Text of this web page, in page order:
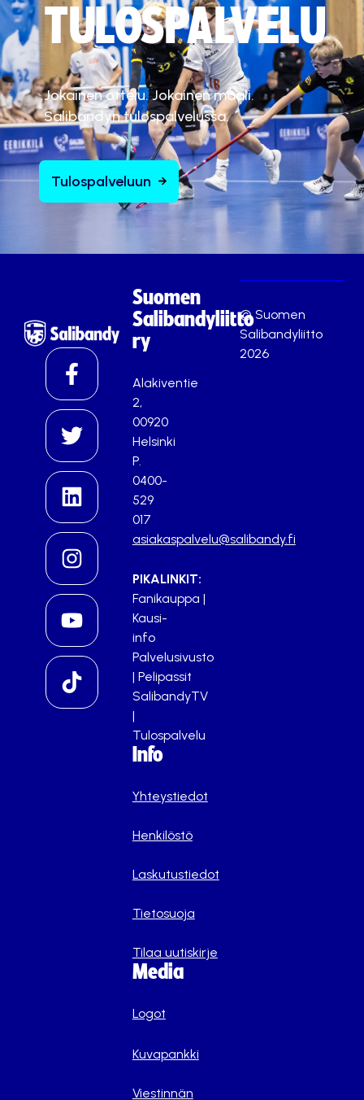
TULOSPALVELU
Jokainen ottelu. Jokainen maali.
Salibandyn tulospalvelussa.
Tulospalveluun
Suomen
Salibandyliitto
ry
Alakiventie
2,
00920
Helsinki
P.
0400-
529
017
asiakaspalvelu@salibandy.fi
PIKALINKIT:
Fanikauppa |
Kausi-
info
Palvelusivusto
| Pelipassit
SalibandyTV
|
Tulospalvelu
Info
Yhteystiedot
Henkilöstö
Laskutustiedot
Tietosuoja
Tilaa uutiskirje
Media
Logot
Kuvapankki
Viestinnän
© Suomen
Salibandyliitto
2026